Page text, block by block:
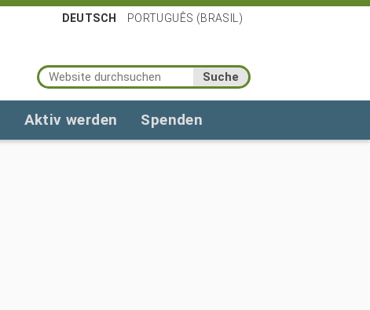
Website durchsuchen
Erweiterte Suche…
DEUTSCH PORTUGUÊS (BRASIL)
Aktiv werden Spenden